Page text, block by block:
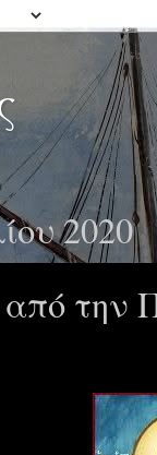
2020
την